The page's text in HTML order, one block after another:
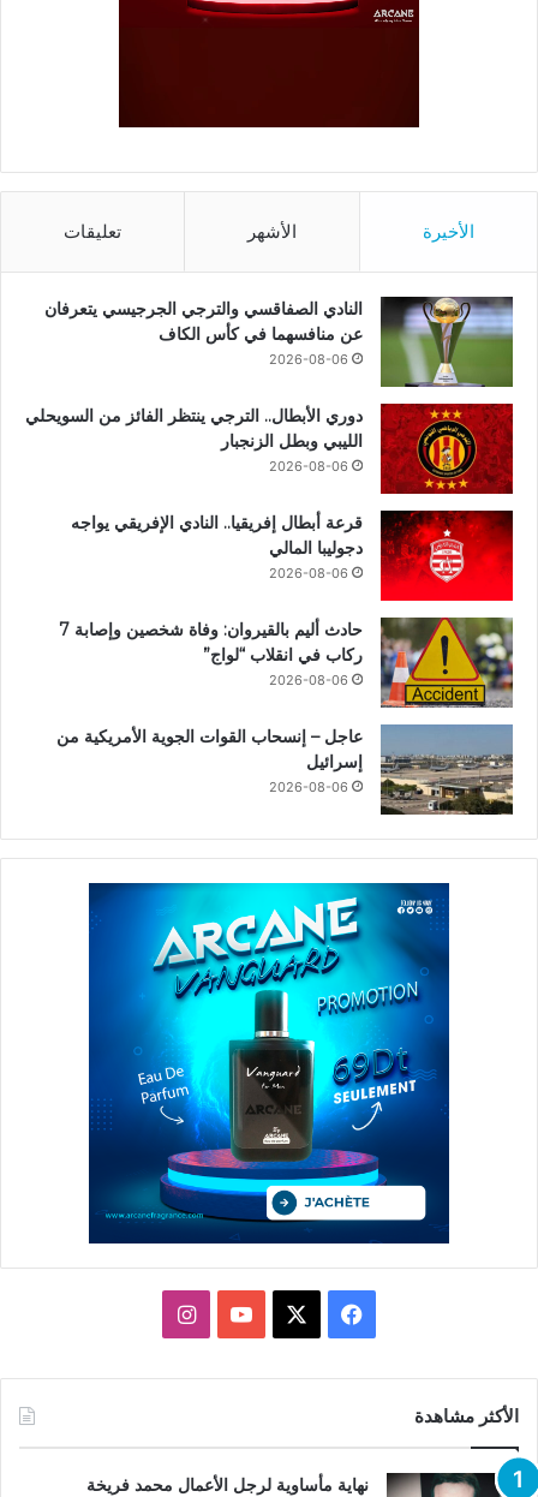
الأخيرة الأشهر تعليقات
النادي الصفاقسي والترجي الجرجيسي يتعرفان
عن منافسهما في كأس الكاف
2026-08-06
دوري الأبطال.. الترجي ينتظر الفائز من السويحلي
الليبي وبطل الزنجبار
2026-08-06
قرعة أبطال إفريقيا.. النادي الإفريقي يواجه
دجوليبا المالي
2026-08-06
حادث أليم بالقيروان: وفاة شخصين وإصابة 7
ركاب في انقلاب “لواج”
2026-08-06
عاجل – إنسحاب القوات الجوية الأمريكية من
إسرائيل
2026-08-06
فيسبوك يوتيوبانستقرام
الأكثر مشاهدة
نهاية مأساوية لرجل الأعمال محمد فريخة